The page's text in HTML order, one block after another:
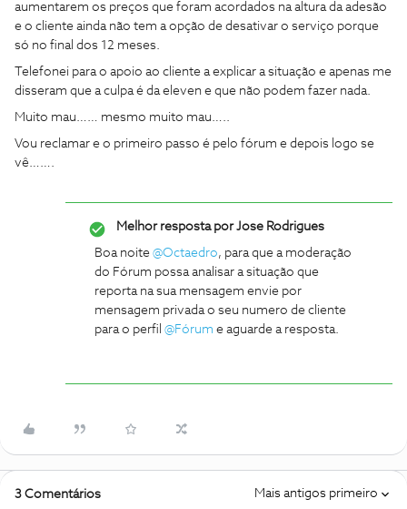
aumentarem os preços que foram acordados na altura da adesão
e o cliente ainda não tem a opção de desativar o serviço porque
só no final dos 12 meses.
Telefonei para o apoio ao cliente a explicar a situação e apenas me
disseram que a culpa é da eleven e que não podem fazer nada.
Muito mau…… mesmo muito mau…..
Vou reclamar e o primeiro passo é pelo fórum e depois logo se
vê…….
Melhor resposta porJose Rodrigues
Boa noite @Octaedro, para que a moderação
do Fórum possa analisar a situação que
reporta na sua mensagem envie por
mensagem privada o seu numero de cliente
para o perfil @Fórum e aguarde a resposta.
3 Comentários Mais antigos primeiro